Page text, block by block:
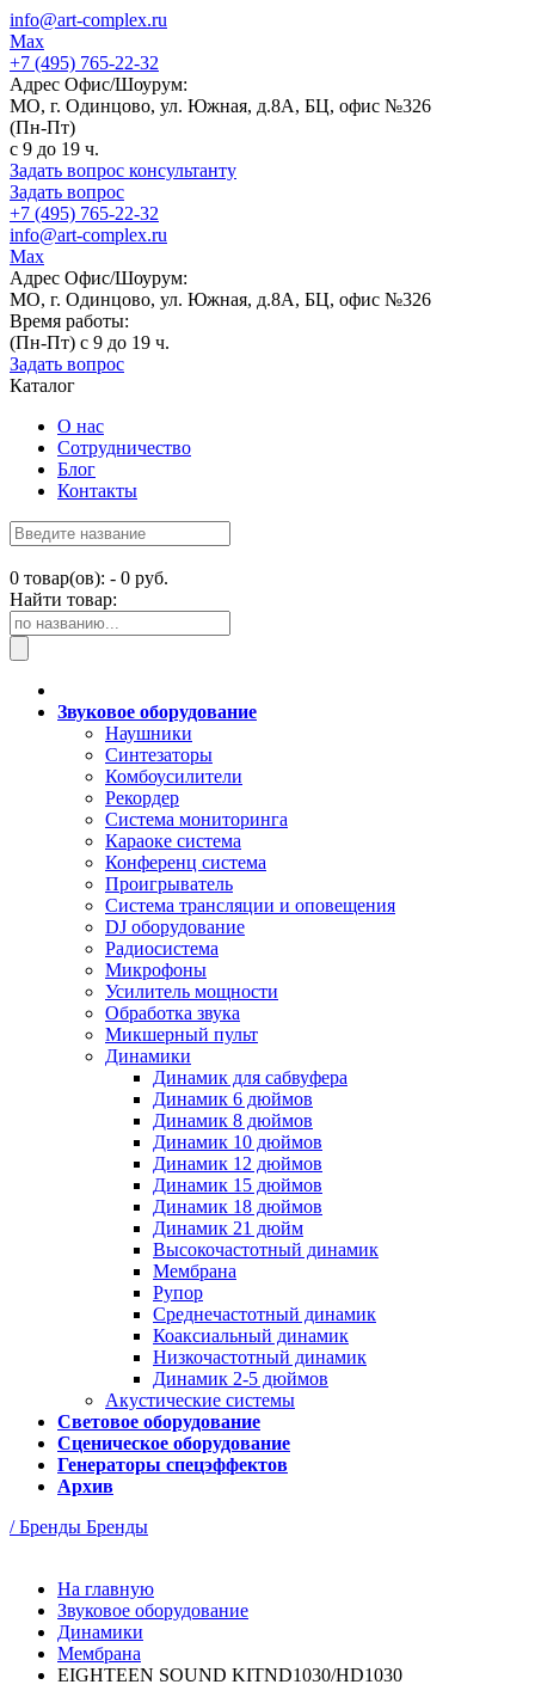
info@art-complex.ru
Max
+7 (495) 765-22-32
Адрес Офис/Шоурум:
МО, г. Одинцово, ул. Южная, д.8А, БЦ, офис №326
(Пн-Пт)
с 9 до 19 ч.
Задать вопрос консультанту
Задать вопрос
+7 (495) 765-22-32
info@art-complex.ru
Max
Адрес Офис/Шоурум:
МО, г. Одинцово, ул. Южная, д.8А, БЦ, офис №326
Время работы:
(Пн-Пт) с 9 до 19 ч.
Задать вопрос
Каталог
О нас
Сотрудничество
Блог
Контакты
0 товар(ов): - 0 руб.
Найти товар:
Звуковое оборудование
Наушники
Синтезаторы
Комбоусилители
Рекордер
Система мониторинга
Караоке система
Конференц система
Проигрыватель
Система трансляции и оповещения
DJ оборудование
Радиосистема
Микрофоны
Усилитель мощности
Обработка звука
Микшерный пульт
Динамики
Динамик для сабвуфера
Динамик 6 дюймов
Динамик 8 дюймов
Динамик 10 дюймов
Динамик 12 дюймов
Динамик 15 дюймов
Динамик 18 дюймов
Динамик 21 дюйм
Высокочастотный динамик
Мембрана
Рупор
Среднечастотный динамик
Коаксиальный динамик
Низкочастотный динамик
Динамик 2-5 дюймов
Акустические системы
Световое оборудование
Сценическое оборудование
Генераторы спецэффектов
Архив
/ Бренды Бренды
На главную
Звуковое оборудование
Динамики
Мембрана
EIGHTEEN SOUND KITND1030/HD1030